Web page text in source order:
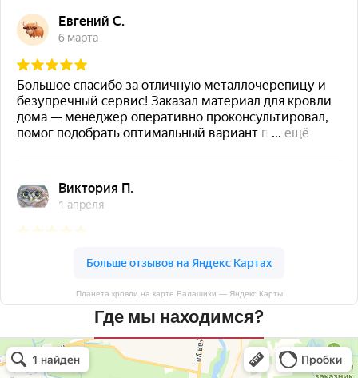
Планета кровли на карте Балашихи — Яндекс Карты
Где мы находимся?
Планета кровли
Кровля и кровельные материалы в Балашихе
Окна в Балашихе